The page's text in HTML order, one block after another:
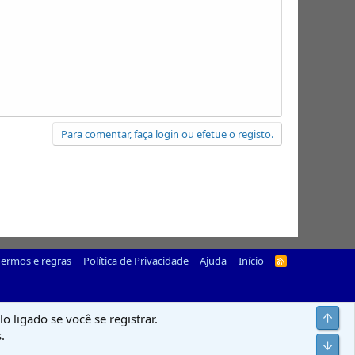
Para comentar, faça login ou efetue o registo.
e regras Política de Privacidade Ajuda Início
R
ligado se você se registrar.
Top